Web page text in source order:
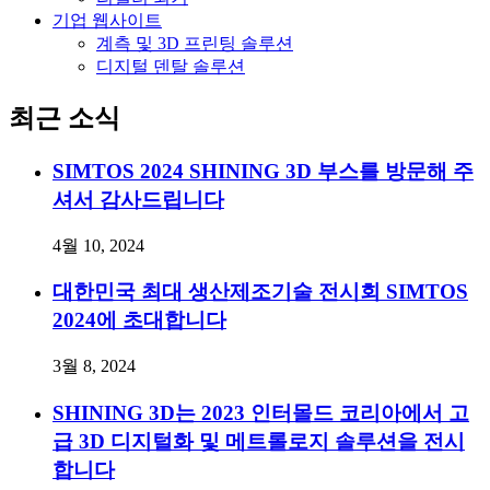
기업 웹사이트
계측 및 3D 프린팅 솔루션
디지털 덴탈 솔루션
최근 소식
SIMTOS 2024 SHINING 3D 부스를 방문해 주
셔서 감사드립니다
4월 10, 2024
대한민국 최대 생산제조기술 전시회 SIMTOS
2024에 초대합니다
3월 8, 2024
SHINING 3D는 2023 인터몰드 코리아에서 고
급 3D 디지털화 및 메트롤로지 솔루션을 전시
합니다